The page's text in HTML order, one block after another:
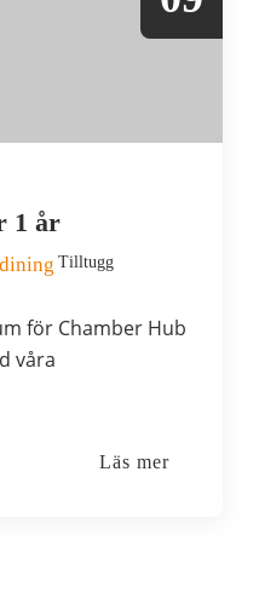
1 år
Tilltugg
för Chamber Hub
våra
Läs mer